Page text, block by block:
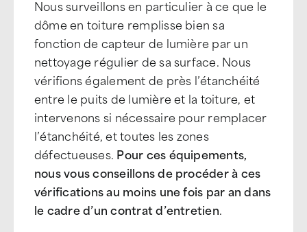
Nous surveillons en particulier à ce que le
dôme en toiture remplisse bien sa
fonction de capteur de lumière par un
nettoyage régulier de sa surface. Nous
vérifions également de près l’étanchéité
entre le puits de lumière et la toiture, et
intervenons si nécessaire pour remplacer
l’étanchéité, et toutes les zones
défectueuses. Pour ces équipements,
nous vous conseillons de procéder à ces
vérifications au moins une fois par an dans
le cadre d’un contrat d’entretien.